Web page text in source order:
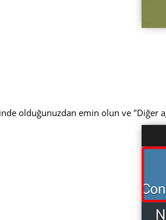
olduğunuzdan emin olun ve "Diğer